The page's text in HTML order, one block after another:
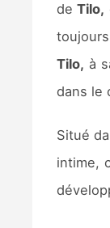
deTilo,
Tilo, à
dans le
Situé
intime,